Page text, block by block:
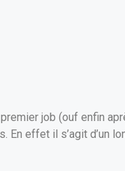
job (ouf enfin
effet il s’agit d’un